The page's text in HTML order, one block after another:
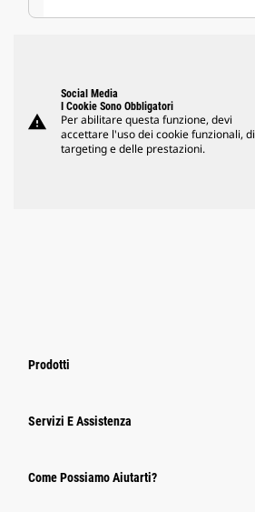
warning
Social Media
I Cookie Sono Obbligatori
Per abilitare questa funzione, devi
accettare l'uso dei cookie funzionali, di
targeting e delle prestazioni.
Prodotti
Servizi E Assistenza
Come Possiamo Aiutarti?